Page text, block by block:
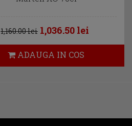
1,160.00 lei 1,036.50 lei
ADAUGA IN COS